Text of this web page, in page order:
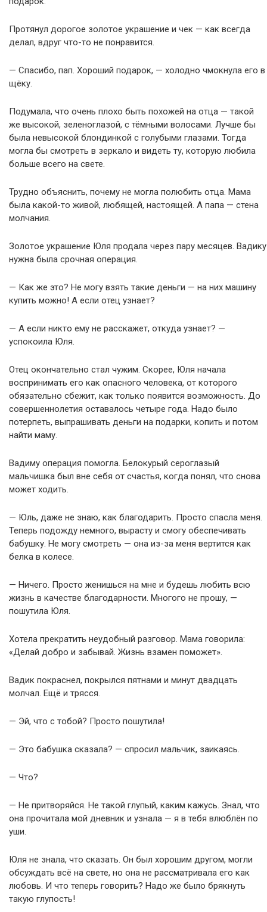
Протянул дорогое золотое украшение и чек — как всегда
делал, вдруг что-то не понравится.
— Спасибо, пап. Хороший подарок, — холодно чмокнула его в
щёку.
Подумала, что очень плохо быть похожей на отца — такой
же высокой, зеленоглазой, с тёмными волосами. Лучше бы
была невысокой блондинкой с голубыми глазами. Тогда
могла бы смотреть в зеркало и видеть ту, которую любила
больше всего на свете.
Трудно объяснить, почему не могла полюбить отца. Мама
была какой-то живой, любящей, настоящей. А папа — стена
молчания.
Золотое украшение Юля продала через пару месяцев. Вадику
нужна была срочная операция.
— Как же это? Не могу взять такие деньги — на них машину
купить можно! А если отец узнает?
— А если никто ему не расскажет, откуда узнает? —
успокоила Юля.
Отец окончательно стал чужим. Скорее, Юля начала
воспринимать его как опасного человека, от которого
обязательно сбежит, как только появится возможность. До
совершеннолетия оставалось четыре года. Надо было
потерпеть, выпрашивать деньги на подарки, копить и потом
найти маму.
Вадиму операция помогла. Белокурый сероглазый
мальчишка был вне себя от счастья, когда понял, что снова
может ходить.
— Юль, даже не знаю, как благодарить. Просто спасла меня.
Теперь подожду немного, вырасту и смогу обеспечивать
бабушку. Не могу смотреть — она из-за меня вертится как
белка в колесе.
— Ничего. Просто женишься на мне и будешь любить всю
жизнь в качестве благодарности. Многого не прошу, —
пошутила Юля.
Хотела прекратить неудобный разговор. Мама говорила:
«Делай добро и забывай. Жизнь взамен поможет».
Вадик покраснел, покрылся пятнами и минут двадцать
молчал. Ещё и трясся.
— Эй, что с тобой? Просто пошутила!
— Это бабушка сказала? — спросил мальчик, заикаясь.
— Что?
— Не притворяйся. Не такой глупый, каким кажусь. Знал, что
она прочитала мой дневник и узнала — я в тебя влюблён по
уши.
Юля не знала, что сказать. Он был хорошим другом, могли
обсуждать всё на свете, но она не рассматривала его как
любовь. И что теперь говорить? Надо же было брякнуть
такую глупость!